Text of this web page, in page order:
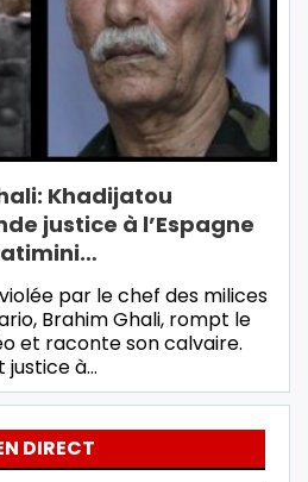
Khadijatou
justice à l’Espagne
par le chef des milices
Brahim Ghali, rompt le
et raconte son calvaire.
justice à…
DIRECT